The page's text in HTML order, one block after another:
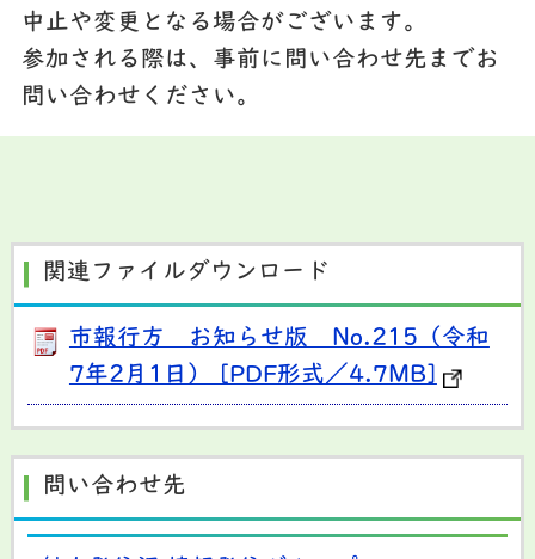
中止や変更となる場合がございます。
参加される際は、事前に問い合わせ先までお
問い合わせください。
関連ファイルダウンロード
市報行方 お知らせ版 No.215（令和
7年2月1日） [PDF形式／4.7MB]
問い合わせ先